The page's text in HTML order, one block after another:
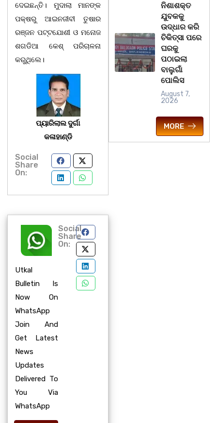
ଦେଇଛନ୍ତି। ମୁଦାଲା ମାନଙ୍କ
ପକ୍ଷରୁ ଆଇନଜୀବୀ ତୁଷାର
ରଞ୍ଜନ ପଟ୍ଟଯୋଶୀ ଓ ମନୋଜ
ଶଗଡିଆ କେଶ୍ ପରିଚାଳନା
କରୁଥିଲେ।
ପ୍ୟାରିଲାଲ ଦୁର୍ଗା
କଳାହାଣ୍ଡି
Social
Share
On:
Utkal
Bulletin Is
Now On
WhatsApp
Join And
Get Latest
News
Updates
Delivered To
You Via
WhatsApp
Social
Share
On:
ନିଶାଶକ୍ତ
ଯୁବକକୁ
ଉଦ୍ଧାର କରି
ଚିକିତ୍ସା ପରେ
ଘରକୁ
ପଠାଇଲା
ବାଲୁଗାଁ
ପୋଲିସ
August 7,
2026
MORE